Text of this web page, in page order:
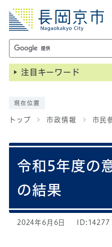
注目キーワード
現在位置
トップ 市政情報 市民
令和5年度の
の結果
2024年6月6日 ID:14277